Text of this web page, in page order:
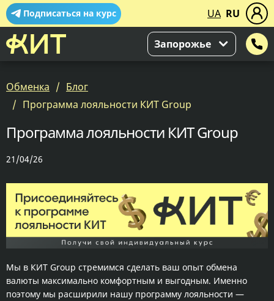
Подписаться на курс UA RU
Запорожье
Обменка
Блог
Программа лояльности КИТ Group
Программа лояльности КИТ Group
21/04/26
Мы в КИТ Group стремимся сделать ваш опыт обмена
валюты максимально комфортным и выгодным. Именно
поэтому мы расширили нашу программу лояльности —